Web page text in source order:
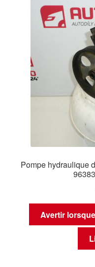
au
plus
ancien
Pompe hydraulique
Avertir